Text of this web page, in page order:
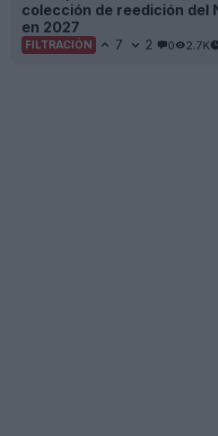
colección de reedición del
en 2027
FILTRACIÓN 7 2 0 2.7K